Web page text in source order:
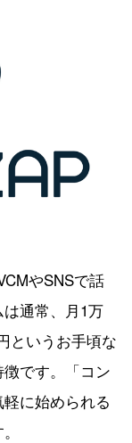
やSNSで話
通常、月1万
というお手頃な
です。「コン
に始められる